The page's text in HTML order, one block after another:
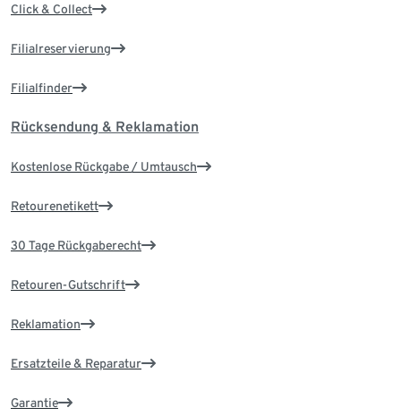
Click & Collect
Filialreservierung
Filialfinder
Rücksendung & Reklamation
Kostenlose Rückgabe / Umtausch
Retourenetikett
30 Tage Rückgaberecht
Retouren-Gutschrift
Reklamation
Ersatzteile & Reparatur
Garantie